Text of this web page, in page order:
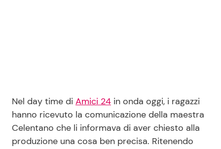
Disclaimer e Privacy
Redazione
Contattaci
Nel day time di Amici 24 in onda oggi, i ragazzi
hanno ricevuto la comunicazione della maestra
Celentano che li informava di aver chiesto alla
produzione una cosa ben precisa. Ritenendo